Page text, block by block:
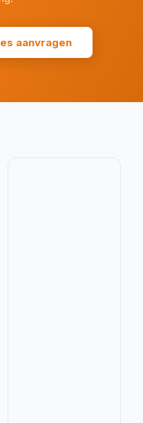
aanvragen